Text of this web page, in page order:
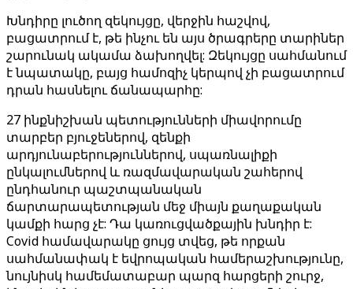
Խնդիրը լուծող զեկույցը, վերջին հաշվով,
բացատրում է, թե ինչու են այս ծրագրերը տարիներ
շարունակ ակամա ձախողվել: Զեկույցը սահմանում
է նպատակը, բայց համոզիչ կերպով չի բացատրում
դրան հասնելու ճանապարհը:
27 ինքնիշխան պետությունների միավորումը
տարբեր բյուջեներով, զենքի
արդյունաբերություններով, սպառնալիքի
ընկալումներով և ռազմավարական շահերով
ընդհանուր պաշտպանական
ճարտարապետության մեջ միայն քաղաքական
կամքի հարց չէ: Դա կառուցվածքային խնդիր է:
Covid համավարակը ցույց տվեց, թե որքան
սահմանափակ է եվրոպական համերաշխությունը,
նույնիսկ համեմատաբար պարզ հարցերի շուրջ,